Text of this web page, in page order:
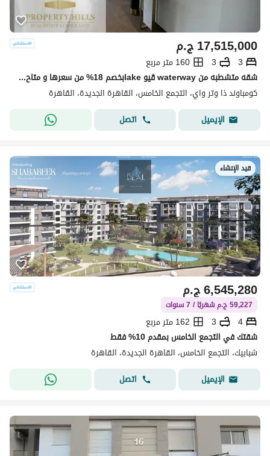
ج.م17,515,000
3
3
160 متر مربع
شقه متشطبه من waterway ڤيو lakeبخصم 18% من سعرها و متاح التقسيط
كومباوند ذا وتر واي، التجمع الخامس، القاهرة الجديدة، القاهرة
الإيميل
اتصل
قيد الإنشاء
ج.م6,545,280
59,227 ج.م شهريًا / 7 سنوات
4
3
162 متر مربع
شقتك في التجمع الخامس بمقدم 10% فقط
شبابيك، التجمع الخامس، القاهرة الجديدة، القاهرة
الإيميل
اتصل